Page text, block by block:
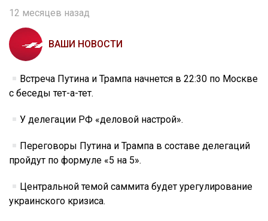
12 месяцев назад
ВАШИ НОВОСТИ
Встреча Путина и Трампа начнется в 22:30 по Москве
с беседы тет-а-тет.
У делегации РФ «деловой настрой».
Переговоры Путина и Трампа в составе делегаций
пройдут по формуле «5 на 5».
Центральной темой саммита будет урегулирование
украинского кризиса.